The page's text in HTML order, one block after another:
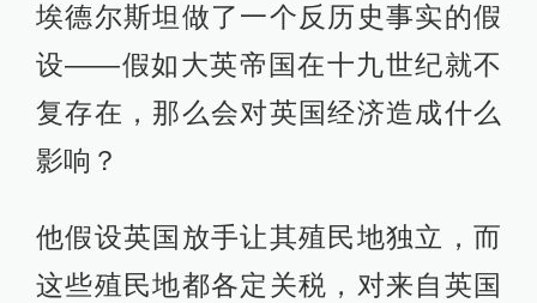
埃德尔斯坦做了一个反历史事实的假
设——假如大英帝国在十九世纪就不
复存在，那么会对英国经济造成什么
影响？
他假设英国放手让其殖民地独立，而
这些殖民地都各定关税，对来自英国